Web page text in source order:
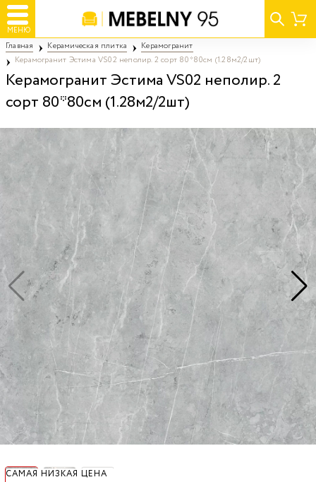
МЕНЮ
Главная Керамическая плитка
Керамогранит
Керамогранит Эстима VS02 неполир. 2 сорт 80*80см (1.28м2/2шт)
Керамогранит Эстима VS02 неполир. 2
сорт 80*80см (1.28м2/2шт)
САМАЯ НИЗКАЯ ЦЕНА